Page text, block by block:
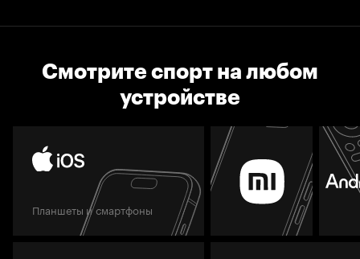
Смотрите спорт на любом
устройстве
Планшеты и смартфоны